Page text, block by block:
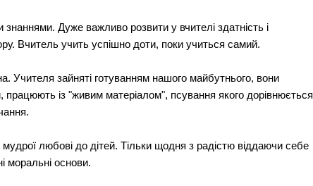
Дуже важливо розвити у вчителі здатність і
Вчитель учить успішно доти, поки учиться самий.
Учителя зайняті готуванням нашого майбутнього, вони
працюють із "живим матеріалом", псування якого дорівнюється
любові до дітей. Тільки щодня з радістю віддаючи себе
моральні основи.